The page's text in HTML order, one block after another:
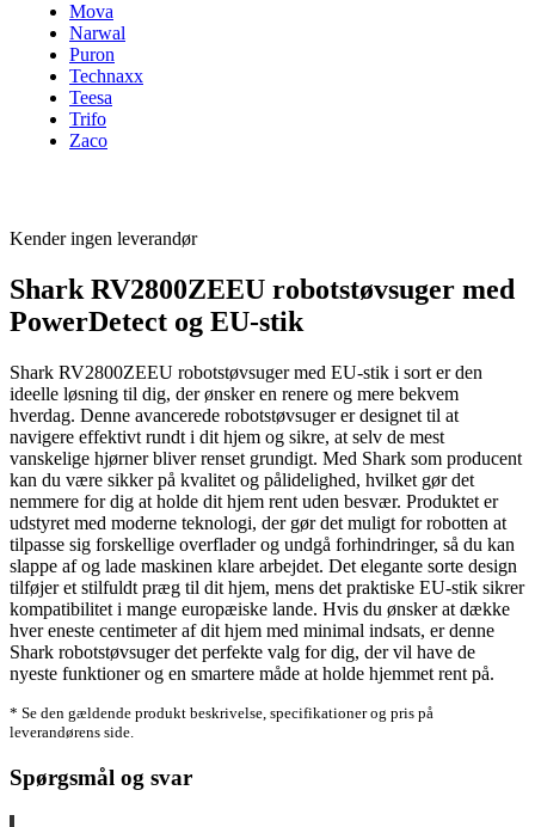
Mova
Narwal
Puron
Technaxx
Teesa
Trifo
Zaco
Kender ingen leverandør
Shark RV2800ZEEU robotstøvsuger med
PowerDetect og EU-stik
Shark RV2800ZEEU robotstøvsuger med EU-stik i sort er den
ideelle løsning til dig, der ønsker en renere og mere bekvem
hverdag. Denne avancerede robotstøvsuger er designet til at
navigere effektivt rundt i dit hjem og sikre, at selv de mest
vanskelige hjørner bliver renset grundigt. Med Shark som producent
kan du være sikker på kvalitet og pålidelighed, hvilket gør det
nemmere for dig at holde dit hjem rent uden besvær. Produktet er
udstyret med moderne teknologi, der gør det muligt for robotten at
tilpasse sig forskellige overflader og undgå forhindringer, så du kan
slappe af og lade maskinen klare arbejdet. Det elegante sorte design
tilføjer et stilfuldt præg til dit hjem, mens det praktiske EU-stik sikrer
kompatibilitet i mange europæiske lande. Hvis du ønsker at dække
hver eneste centimeter af dit hjem med minimal indsats, er denne
Shark robotstøvsuger det perfekte valg for dig, der vil have de
nyeste funktioner og en smartere måde at holde hjemmet rent på.
* Se den gældende produkt beskrivelse, specifikationer og pris på
leverandørens side.
Spørgsmål og svar